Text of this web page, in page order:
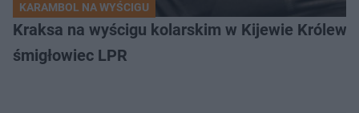
KARAMBOL NA WYŚCIGU
Kraksa na wyścigu kolarskim w Kijewie
śmigłowiec LPR